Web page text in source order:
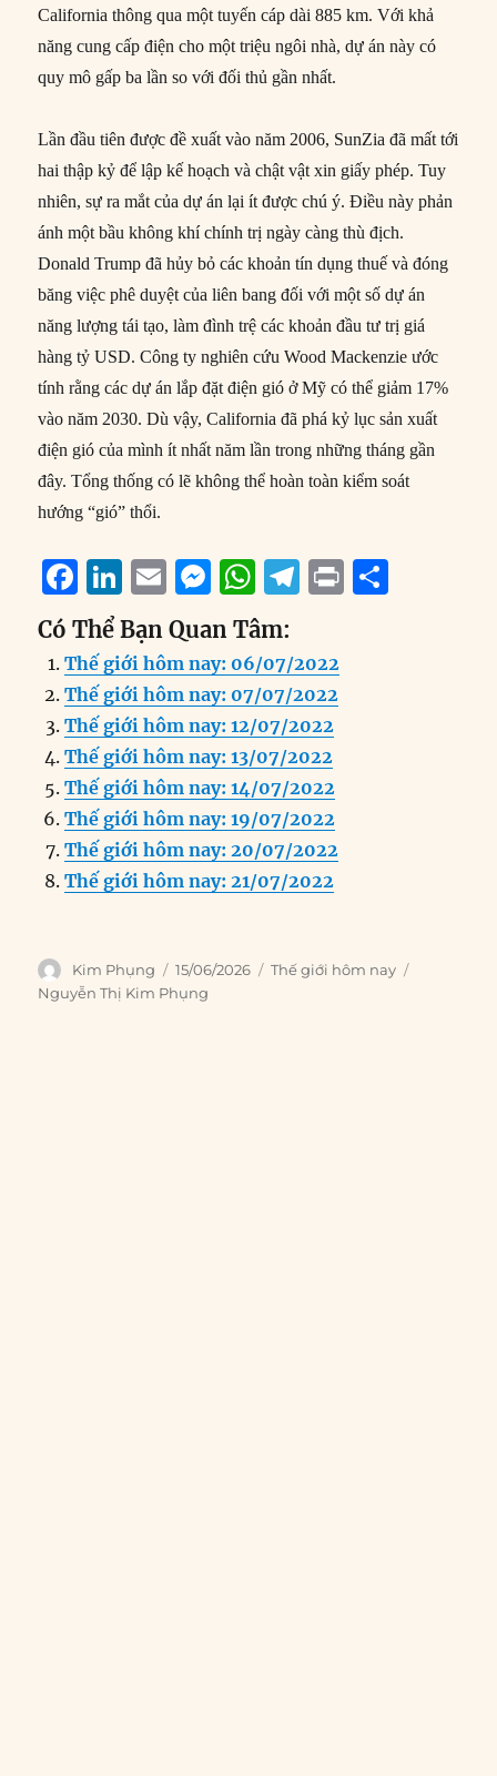
California thông qua một tuyến cáp dài 885 km. Với khả
năng cung cấp điện cho một triệu ngôi nhà, dự án này có
quy mô gấp ba lần so với đối thủ gần nhất.
Lần đầu tiên được đề xuất vào năm 2006, SunZia đã mất tới
hai thập kỷ để lập kế hoạch và chật vật xin giấy phép. Tuy
nhiên, sự ra mắt của dự án lại ít được chú ý. Điều này phản
ánh một bầu không khí chính trị ngày càng thù địch.
Donald Trump đã hủy bỏ các khoản tín dụng thuế và đóng
băng việc phê duyệt của liên bang đối với một số dự án
năng lượng tái tạo, làm đình trệ các khoản đầu tư trị giá
hàng tỷ USD. Công ty nghiên cứu Wood Mackenzie ước
tính rằng các dự án lắp đặt điện gió ở Mỹ có thể giảm 17%
vào năm 2030. Dù vậy, California đã phá kỷ lục sản xuất
điện gió của mình ít nhất năm lần trong những tháng gần
đây. Tổng thống có lẽ không thể hoàn toàn kiểm soát
hướng “gió” thổi.
F
a
c
e
b
o
o
k
Li
n
k
e
d
I
n
E
m
ai
l
M
ss
e
n
g
er
W
h
at
s
A
p
p
T
e
g
r
a
m
P
Có Thể Bạn Quan Tâm:
Thế giới hôm nay: 06/07/2022
Thế giới hôm nay: 07/07/2022
Thế giới hôm nay: 12/07/2022
Thế giới hôm nay: 13/07/2022
Thế giới hôm nay: 14/07/2022
Thế giới hôm nay: 19/07/2022
Thế giới hôm nay: 20/07/2022
Thế giới hôm nay: 21/07/2022
Author
Kim Phụng
Posted
on
15/06/2026 Categories
Thế giới hôm nay
Nguyễn Thị Kim Phụng